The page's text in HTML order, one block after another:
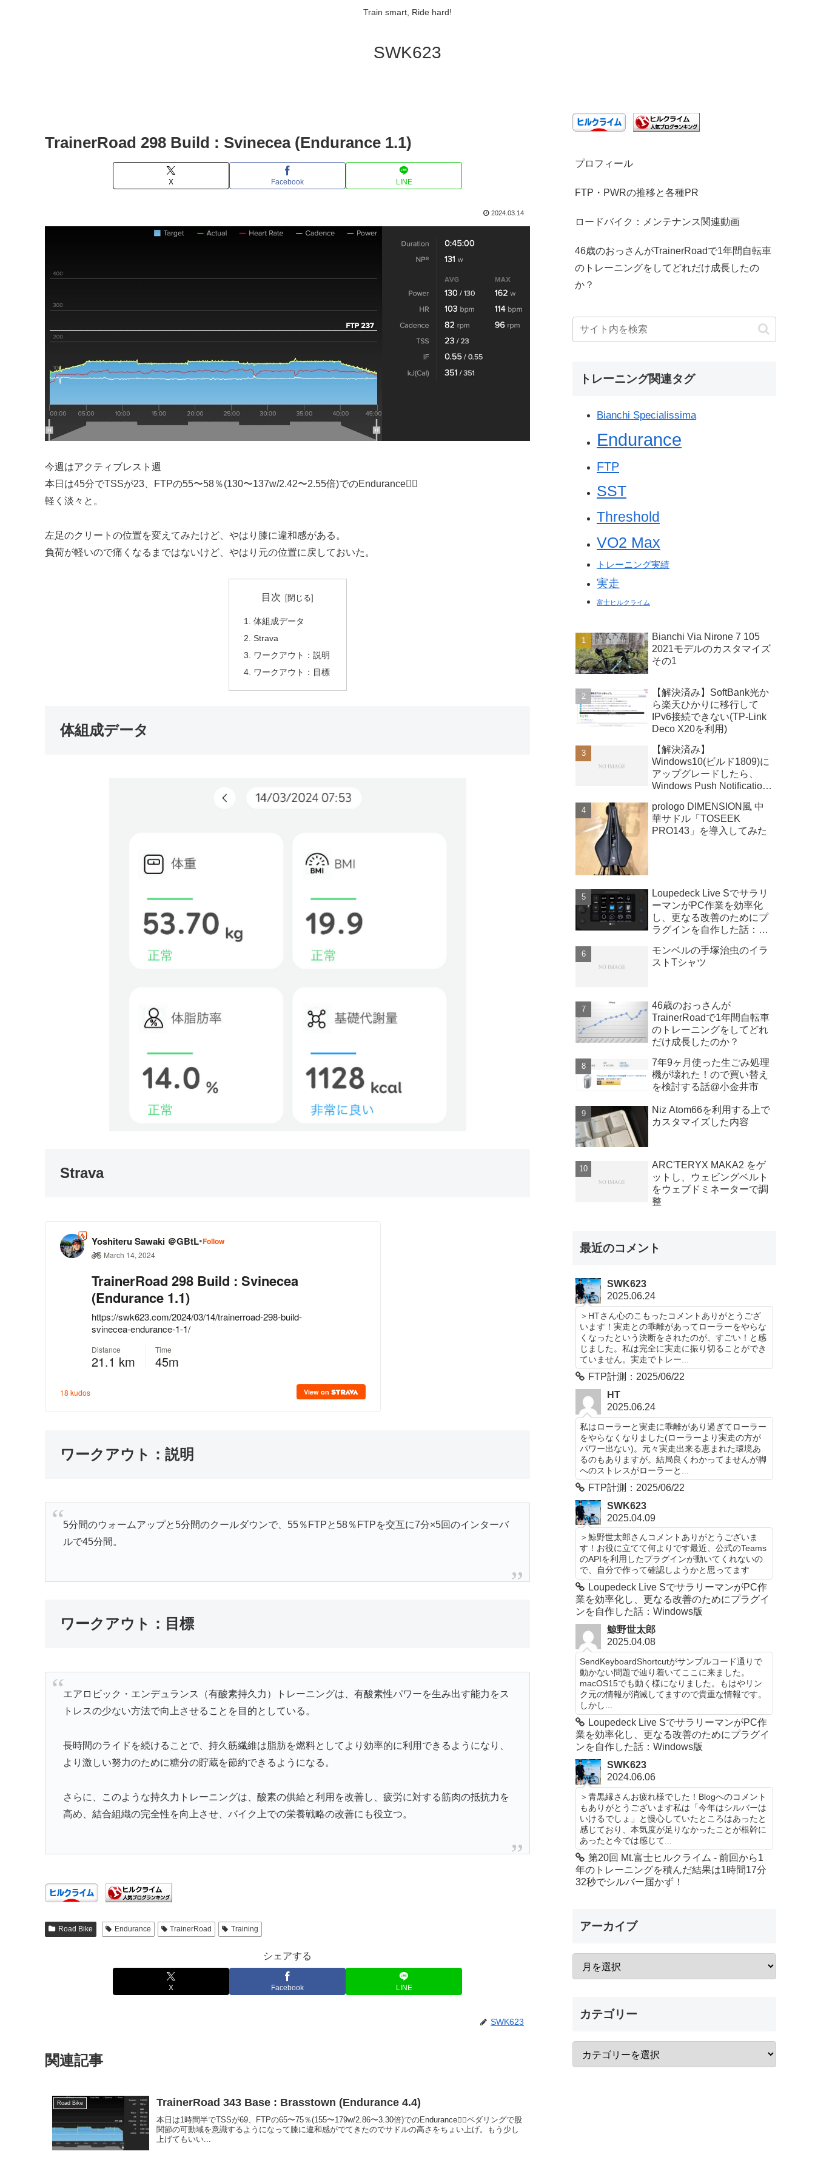
Train smart, Ride hard!
SWK623
TrainerRoad 298 Build : Svinecea (Endurance 1.1)
X Facebook LINE
2024.03.14
今週はアクティブレスト週
本日は45分でTSSが23、FTPの55〜58％(130〜137w/2.42〜2.55倍)でのEndurance🚴‍♂️
軽く淡々と。
左足のクリートの位置を変えてみたけど、やはり膝に違和感がある。
負荷が軽いので痛くなるまではないけど、やはり元の位置に戻しておいた。
目次
体組成データ
Strava
ワークアウト：説明
ワークアウト：目標
体組成データ
Strava
ワークアウト：説明
5分間のウォームアップと5分間のクールダウンで、55％FTPと58％FTPを交互に7分×5回のインターバ
ルで45分間。
ワークアウト：目標
エアロビック・エンデュランス（有酸素持久力）トレーニングは、有酸素性パワーを生み出す能力をス
トレスの少ない方法で向上させることを目的としている。
長時間のライドを続けることで、持久筋繊維は脂肪を燃料としてより効率的に利用できるようになり、
より激しい努力のために糖分の貯蔵を節約できるようになる。
さらに、このような持久力トレーニングは、酸素の供給と利用を改善し、疲労に対する筋肉の抵抗力を
高め、結合組織の完全性を向上させ、バイク上での栄養戦略の改善にも役立つ。
Road Bike Endurance TrainerRoad Training
シェアする
X Facebook LINE
SWK623
関連記事
Road Bike TrainerRoad 343 Base : Brasstown (Endurance 4.4)
本日は1時間半でTSSが69、FTPの65〜75％(155〜179w/2.86〜3.30倍)でのEndurance🚴‍♂️ペダリングで股
関節の可動域を意識するようになって膝に違和感がでてきたのでサドルの高さをちょい上げ。もう少し
上げてもいい...
プロフィール
FTP・PWRの推移と各種PR
ロードバイク：メンテナンス関連動画
46歳のおっさんがTrainerRoadで1年間自転車
のトレーニングをしてどれだけ成長したの
か？
トレーニング関連タグ
Bianchi Specialissima
Endurance
FTP
SST
Threshold
VO2 Max
トレーニング実績
実走
富士ヒルクライム
Bianchi Via Nirone 7 105
2021モデルのカスタマイズ
その1
【解決済み】SoftBank光か
ら楽天ひかりに移行して
IPv6接続できない(TP-Link
Deco X20を利用)
【解決済み】
Windows10(ビルド1809)に
アップグレードしたら、
Windows Push Notifications
prologo DIMENSION風 中
華サドル「TOSEEK
PRO143」を導入してみた
Loupedeck Live Sでサラリ
ーマンがPC作業を効率化
し、更なる改善のためにプ
ラグインを自作した話：
モンベルの手塚治虫のイラ
ストTシャツ
46歳のおっさんが
TrainerRoadで1年間自転車
のトレーニングをしてどれ
だけ成長したのか？
7年9ヶ月使った生ごみ処理
機が壊れた！ので買い替え
を検討する話@小金井市
Niz Atom66を利用する上で
カスタマイズした内容
ARC'TERYX MAKA2 をゲ
ットし、ウェビングベルト
をウェブドミネーターで調
整
最近のコメント
SWK623
2025.06.24
＞HTさん心のこもったコメントありがとうござ
います！実走との乖離があってローラーをやらな
くなったという決断をされたのが、すごい！と感
じました。私は完全に実走に振り切ることができ
ていません。実走でトレー...
FTP計測：2025/06/22
HT
2025.06.24
私はローラーと実走に乖離があり過ぎてローラー
をやらなくなりました(ローラーより実走の方が
パワー出ない)。元々実走出来る恵まれた環境あ
るのもありますが。結局良くわかってませんが脚
へのストレスがローラーと...
FTP計測：2025/06/22
SWK623
2025.04.09
＞鯨野世太郎さんコメントありがとうございま
す！お役に立てて何よりです最近、公式のTeams
のAPIを利用したプラグインが動いてくれないの
で、自分で作って確認しようかと思ってます
Loupedeck Live SでサラリーマンがPC作
業を効率化し、更なる改善のためにプラグイ
ンを自作した話：Windows版
鯨野世太郎
2025.04.08
SendKeyboardShortcutがサンプルコード通りで
動かない問題で辿り着いてここに来ました。
macOS15でも動く様になりました。もはやリン
ク元の情報が消滅してますので貴重な情報です。
しかし...
Loupedeck Live SでサラリーマンがPC作
業を効率化し、更なる改善のためにプラグイ
ンを自作した話：Windows版
SWK623
2024.06.06
＞青黒縁さんお疲れ様でした！Blogへのコメント
もありがとうございます私は「今年はシルバーは
いけるでしょ」と慢心していたところはあったと
感じており、本気度が足りなかったことが根幹に
あったと今では感じて...
第20回 Mt.富士ヒルクライム - 前回から1
年のトレーニングを積んだ結果は1時間17分
32秒でシルバー届かず！
アーカイブ
カテゴリー